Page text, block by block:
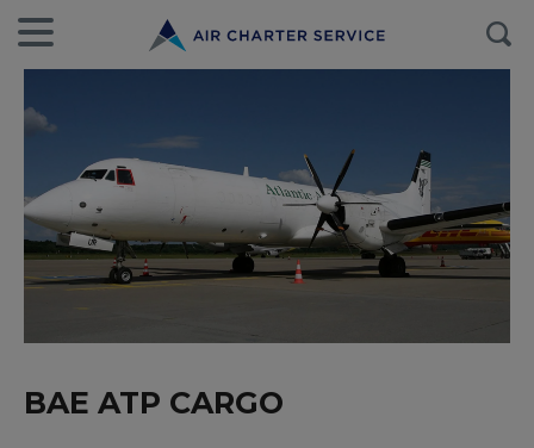
BAE ATP CARGO